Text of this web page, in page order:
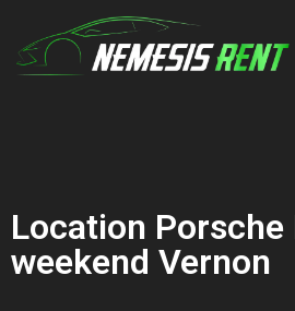
Location Porsche
weekend Vernon